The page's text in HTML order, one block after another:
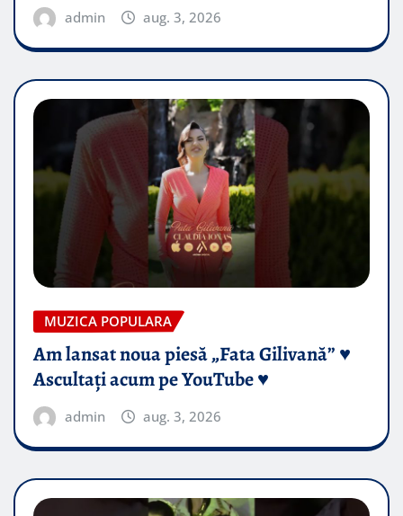
admin aug. 3, 2026
MUZICA POPULARA
Am lansat noua piesă „Fata Gilivană” ♥️
Ascultați acum pe YouTube ♥️
admin aug. 3, 2026